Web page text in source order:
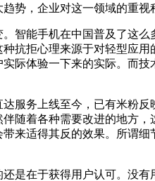
势，企业对这一领域的重视
能手机在中国普及了这么
抗拒心理来源于对轻型应
际体验一下来的实际。而
务上线至今，已有米粉反
随着各种需要改进的地方
来适得其反的效果。所谓
在于获得用户认可。没有